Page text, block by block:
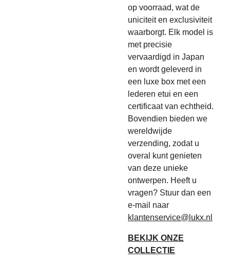
op voorraad, wat de
uniciteit en exclusiviteit
waarborgt. Elk model is
met precisie
vervaardigd in Japan
en wordt geleverd in
een luxe box met een
lederen etui en een
certificaat van echtheid.
Bovendien bieden we
wereldwijde
verzending, zodat u
overal kunt genieten
van deze unieke
ontwerpen. Heeft u
vragen? Stuur dan een
e-mail naar
klantenservice@lukx.nl
BEKIJK ONZE
COLLECTIE